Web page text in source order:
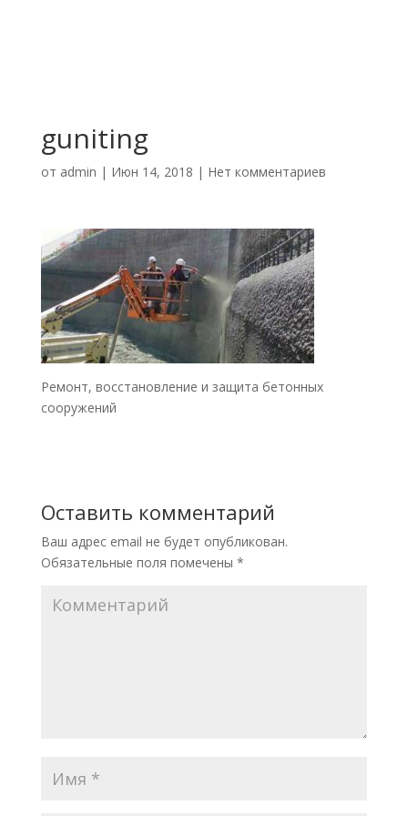
guniting
от admin | Июн 14, 2018 | Нет комментариев
Ремонт, восстановление и защита бетонных
сооружений
Оставить комментарий
Ваш адрес email не будет опубликован.
Обязательные поля помечены *